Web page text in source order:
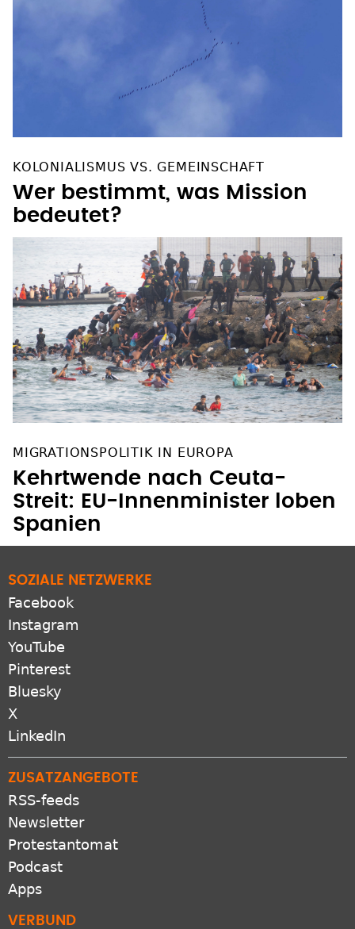
KOLONIALISMUS VS. GEMEINSCHAFT
Wer bestimmt, was Mission
bedeutet?
MIGRATIONSPOLITIK IN EUROPA
Kehrtwende nach Ceuta-
Streit: EU-Innenminister loben
Spanien
SOZIALE NETZWERKE
Facebook
Instagram
YouTube
Pinterest
Bluesky
X
LinkedIn
ZUSATZANGEBOTE
RSS-feeds
Newsletter
Protestantomat
Podcast
Apps
VERBUND